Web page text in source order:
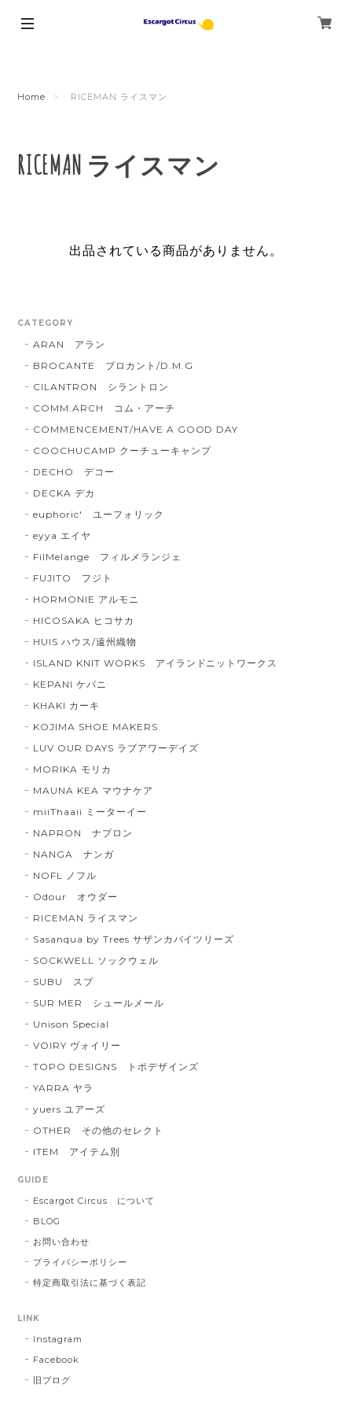
Home RICEMAN ライスマン
RICEMAN ライスマン
出品されている商品がありません。
CATEGORY
ARAN アラン
BROCANTE ブロカント/D.M.G
CILANTRON シラントロン
COMM.ARCH コム・アーチ
COMMENCEMENT/HAVE A GOOD DAY
COOCHUCAMP クーチューキャンプ
DECHO デコー
DECKA デカ
euphoric' ユーフォリック
eyya エイヤ
FilMelange フィルメランジェ
FUJITO フジト
HORMONIE アルモニ
HICOSAKA ヒコサカ
HUIS ハウス/遠州織物
ISLAND KNIT WORKS アイランドニットワークス
KEPANI ケパニ
KHAKI カーキ
KOJIMA SHOE MAKERS
LUV OUR DAYS ラブアワーデイズ
MORIKA モリカ
MAUNA KEA マウナケア
miiThaaii ミーターイー
NAPRON ナプロン
NANGA ナンガ
NOFL ノフル
Odour オウダー
RICEMAN ライスマン
Sasanqua by Trees サザンカバイツリーズ
SOCKWELL ソックウェル
SUBU スブ
SUR MER シュールメール
Unison Special
VOIRY ヴォイリー
TOPO DESIGNS トポデザインズ
YARRA ヤラ
yuers ユアーズ
OTHER その他のセレクト
ITEM アイテム別
GUIDE
Escargot Circus について
BLOG
お問い合わせ
プライバシーポリシー
特定商取引法に基づく表記
LINK
Instagram
Facebook
旧ブログ